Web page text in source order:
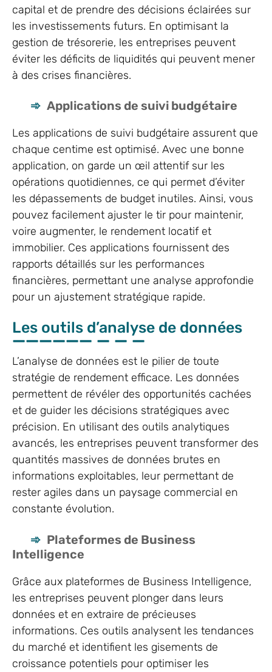
capital et de prendre des décisions éclairées sur
les investissements futurs. En optimisant la
gestion de trésorerie, les entreprises peuvent
éviter les déficits de liquidités qui peuvent mener
à des crises financières.
Applications de suivi budgétaire
Les applications de suivi budgétaire assurent que
chaque centime est optimisé. Avec une bonne
application, on garde un œil attentif sur les
opérations quotidiennes, ce qui permet d’éviter
les dépassements de budget inutiles. Ainsi, vous
pouvez facilement ajuster le tir pour maintenir,
voire augmenter, le rendement locatif et
immobilier. Ces applications fournissent des
rapports détaillés sur les performances
financières, permettant une analyse approfondie
pour un ajustement stratégique rapide.
Les outils d’analyse de données
L’analyse de données est le pilier de toute
stratégie de rendement efficace. Les données
permettent de révéler des opportunités cachées
et de guider les décisions stratégiques avec
précision. En utilisant des outils analytiques
avancés, les entreprises peuvent transformer des
quantités massives de données brutes en
informations exploitables, leur permettant de
rester agiles dans un paysage commercial en
constante évolution.
Plateformes de Business
Intelligence
Grâce aux plateformes de Business Intelligence,
les entreprises peuvent plonger dans leurs
données et en extraire de précieuses
informations. Ces outils analysent les tendances
du marché et identifient les gisements de
croissance potentiels pour optimiser les